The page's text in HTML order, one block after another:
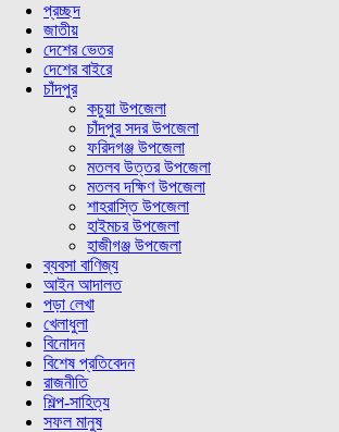
প্রচ্ছদ
জাতীয়
দেশের ভেতর
দেশের বাইরে
চাঁদপুর
কচুয়া উপজেলা
চাঁদপুর সদর উপজেলা
ফরিদগঞ্জ উপজেলা
মতলব উত্তর উপজেলা
মতলব দক্ষিণ উপজেলা
শাহরাস্তি উপজেলা
হাইমচর উপজেলা
হাজীগঞ্জ উপজেলা
ব্যবসা বাণিজ্য
আইন আদালত
পড়া লেখা
খেলাধুলা
বিনোদন
বিশেষ প্রতিবেদন
রাজনীতি
শিল্প-সাহিত্য
সফল মানুষ